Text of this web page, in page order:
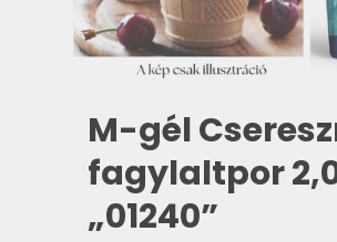
M-gél
fagylaltpor
„01240”